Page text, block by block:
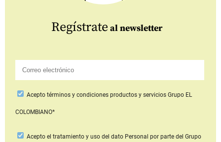
Regístrate al newsletter
Aceptotérminos y condiciones productos y serviciosGrupo EL
COLOMBIANO*
Acepto el tratamiento y uso del dato Personal por parte del Grupo